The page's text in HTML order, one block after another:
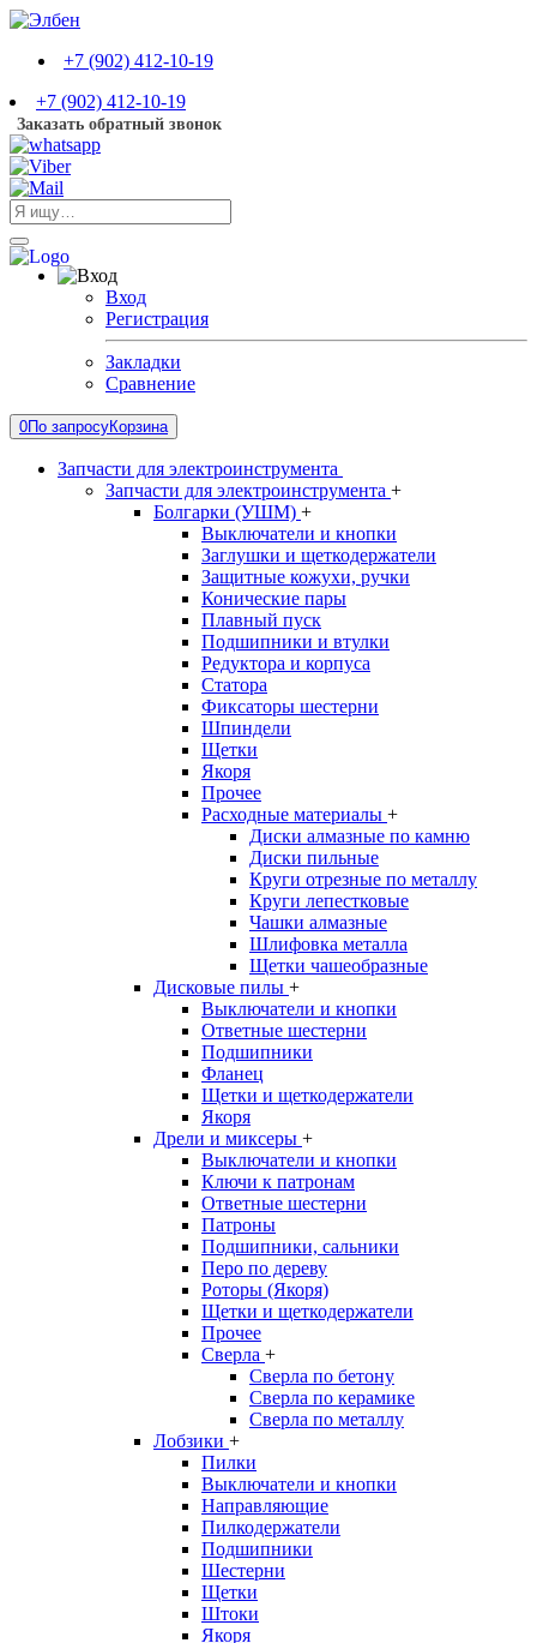
+7 (902) 412-10-19
+7 (902) 412-10-19
Заказать обратный звонок
Вход
Регистрация
Закладки
Сравнение
0По запросуКорзина
Запчасти для электроинструмента
Запчасти для электроинструмента +
Болгарки (УШМ) +
Выключатели и кнопки
Заглушки и щеткодержатели
Защитные кожухи, ручки
Конические пары
Плавный пуск
Подшипники и втулки
Редуктора и корпуса
Статора
Фиксаторы шестерни
Шпиндели
Щетки
Якоря
Прочее
Расходные материалы +
Диски алмазные по камню
Диски пильные
Круги отрезные по металлу
Круги лепестковые
Чашки алмазные
Шлифовка металла
Щетки чашеобразные
Дисковые пилы +
Выключатели и кнопки
Ответные шестерни
Подшипники
Фланец
Щетки и щеткодержатели
Якоря
Дрели и миксеры +
Выключатели и кнопки
Ключи к патронам
Ответные шестерни
Патроны
Подшипники, сальники
Перо по дереву
Роторы (Якоря)
Щетки и щеткодержатели
Прочее
Сверла +
Сверла по бетону
Сверла по керамике
Сверла по металлу
Лобзики +
Пилки
Выключатели и кнопки
Направляющие
Пилкодержатели
Подшипники
Шестерни
Щетки
Штоки
Якоря